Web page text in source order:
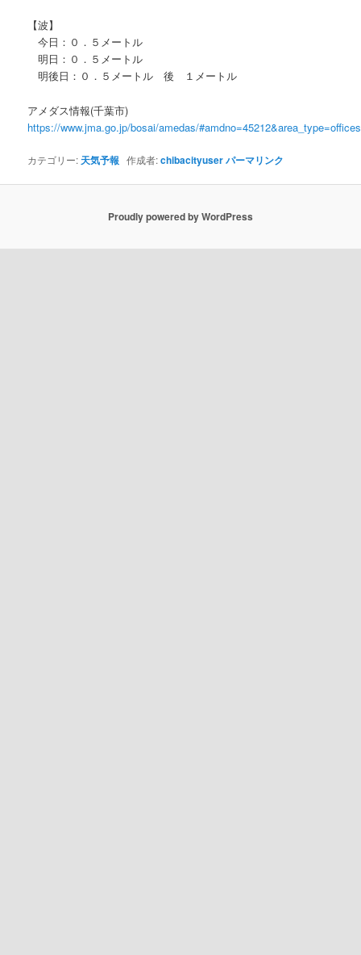
【波】
今日：０．５メートル
明日：０．５メートル
明後日：０．５メートル 後 １メートル
アメダス情報(千葉市)
https://www.jma.go.jp/bosai/amedas/
カテゴリー: 天気予報 作成者:chibacityuserパーマリンク
Proudly powered by WordPress